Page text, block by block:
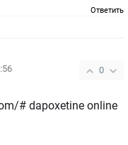
Ответить
0
# dapoxetine online